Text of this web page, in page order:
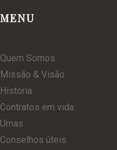
MENU
Quem Somos
Missão & Visão
Historia
Contratos em vida
Urnas
Conselhos úteis